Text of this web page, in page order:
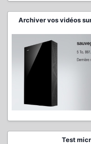
Archiver vos vidéos
Test